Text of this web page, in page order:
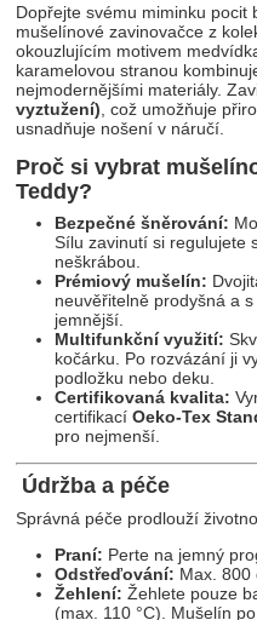
Dopřejte svému miminku
mušelínové zavinovačce z
okouzlujícím motivem
karamelovou stranou
nejmodernějšími materiály.
vyztužení) , což umožňuje
usnadňuje nošení v náručí.
Proč si vybrat
Teddy?
Bezpečné šněrování:
Sílu zavinutí si regulujete
neškrábou.
Prémiový mušelín:
neuvěřitelně prodyšná a
jemnější.
Multifunkční využití:
kočárku. Po rozvázání ji
podložku nebo deku.
Certifikovaná kvalita:
certifikacíOeko-Tex
pro nejmenší.
Údržba a péče
Správná péče prodlouží
Praní: Perte na jemný
Odstřeďování: Max. 800
Žehlení: Žehlete pouze
(max. 110 °C). Mušelín